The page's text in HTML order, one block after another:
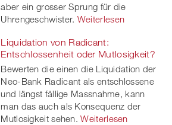
aber ein grosser Sprung für die
Uhrengeschwister. Weiterlesen
Liquidation von Radicant:
Entschlossenheit oder Mutlosigkeit?
Bewerten die einen die Liquidation der
Neo-Bank Radicant als entschlossene
und längst fällige Massnahme, kann
man das auch als Konsequenz der
Mutlosigkeit sehen. Weiterlesen